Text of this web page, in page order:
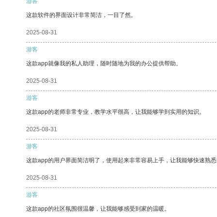
这款软件的界面设计非常简洁，一目了然。
2025-08-31
游客
这款app就像我的私人助理，随时随地为我的办公提供帮助。
2025-08-31
游客
这款app的老师非常专业，教学水平很高，让我能够学到实用的知识。
2025-08-31
游客
这款app的用户界面简洁明了，使用起来非常容易上手，让我能够快速熟
2025-08-31
游客
这款app的社区氛围很温馨，让我能够感受到家的温暖。